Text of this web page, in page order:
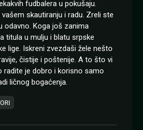
fudbalera u pokušaju.
skautiranju i radu. Zreli ste
odavno. Koga još zanima
titula u mulju i blatu srpske
lige. Iskreni zvezdaši žele nešto
čistije i poštenije. A to što vi
radite je dobro i korisno samo
ličnog bogaćenja.